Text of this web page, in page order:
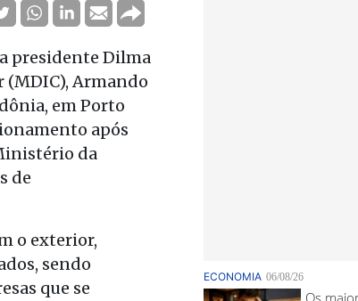
presidente Dilma
Armando
em Porto
após
da
de
o exterior,
sendo
que se